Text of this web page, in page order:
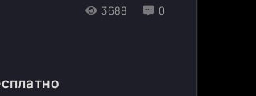
3688 0